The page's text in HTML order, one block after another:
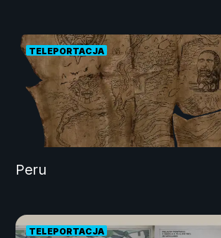
TELEPORTACJA
Peru
TELEPORTACJA